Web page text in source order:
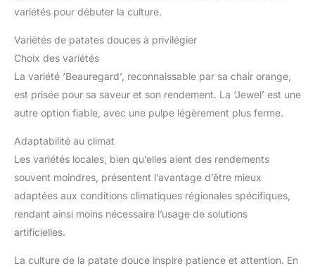
variétés pour débuter la culture.
Variétés de patates douces à privilégier
Choix des variétés
La variété ‘Beauregard’, reconnaissable par sa chair orange,
est prisée pour sa saveur et son rendement. La ‘Jewel’ est une
autre option fiable, avec une pulpe légèrement plus ferme.
Adaptabilité au climat
Les variétés locales, bien qu’elles aient des rendements
souvent moindres, présentent l’avantage d’être mieux
adaptées aux conditions climatiques régionales spécifiques,
rendant ainsi moins nécessaire l’usage de solutions
artificielles.
La culture de la patate douce inspire patience et attention. En